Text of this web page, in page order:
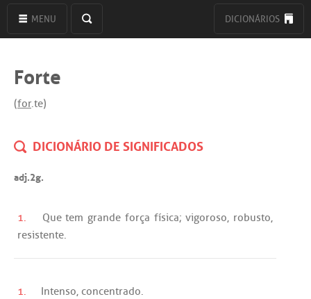
MENU DICIONÁRIOS
Forte
(for.te)
DICIONÁRIO DE SIGNIFICADOS
adj.2g.
1. Que tem grande força física;vigoroso, robusto,
resistente.
1. Intenso, concentrado.